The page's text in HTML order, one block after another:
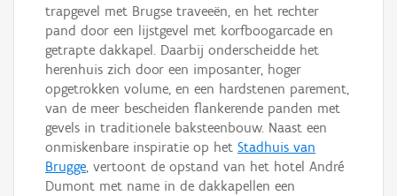
trapgevel met Brugse traveeën, en het rechter
pand door een lijstgevel met korfboogarcade en
getrapte dakkapel. Daarbij onderscheidde het
herenhuis zich door een imposanter, hoger
opgetrokken volume, en een hardstenen parement,
van de meer bescheiden flankerende panden met
gevels in traditionele baksteenbouw. Naast een
onmiskenbare inspiratie op het Stadhuis van
Brugge, vertoont de opstand van het hotel André
Dumont met name in de dakkapellen een